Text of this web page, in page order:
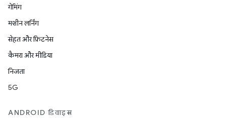
गेमिंग
मशीन लर्निंग
सेहत और फ़िटनेस
कैमरा और मीडिया
निजता
5G
ANDROID डिवाइस